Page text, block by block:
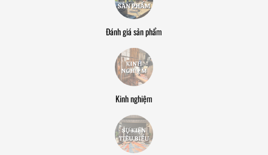
Đánh giá sản phẩm
Kinh nghiệm